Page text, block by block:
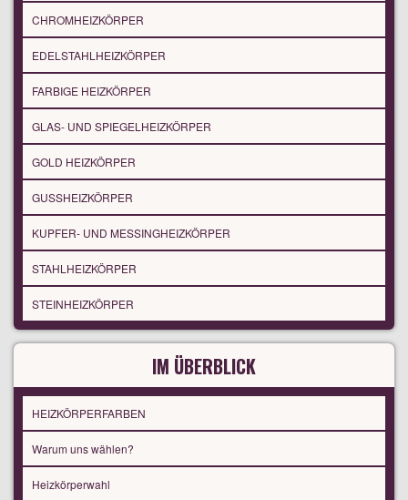
CHROMHEIZKÖRPER
EDELSTAHLHEIZKÖRPER
FARBIGE HEIZKÖRPER
GLAS- UND SPIEGELHEIZKÖRPER
GOLD HEIZKÖRPER
GUSSHEIZKÖRPER
KUPFER- UND MESSINGHEIZKÖRPER
STAHLHEIZKÖRPER
STEINHEIZKÖRPER
IM ÜBERBLICK
HEIZKÖRPERFARBEN
Warum uns wählen?
Heizkörperwahl